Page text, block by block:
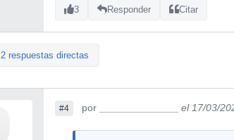
3 Responder Citar
2 respuestas directas
#4 por el 17/03/